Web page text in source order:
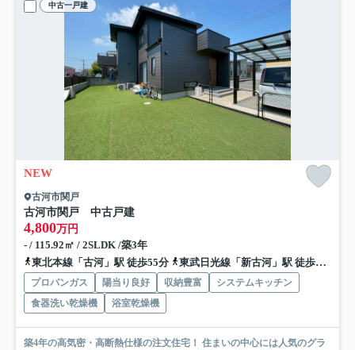
中古一戸建
NEW
古河市関戸
古河市関戸 中古戸建
4,800万円
- / 115.92㎡ / 2SLDK /築3年
東北本線「古河」駅 徒歩55分
東武日光線「新古河」駅 徒歩84分
プロパンガス 陽当り良好 収納豊富
システムキッチン
食器洗い乾燥機
浴室乾燥機
築4年の高気密・高断熱仕様の注文住宅！ 住まいの中心には人気のグラ